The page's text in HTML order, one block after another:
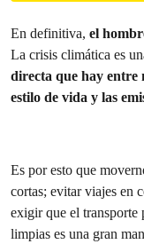
En definitiva, el
La crisis climática es
directa que hay entre
estilo de vida y las
Es por esto que
cortas; evitar viajes en
exigir que el transporte
limpias es una gran